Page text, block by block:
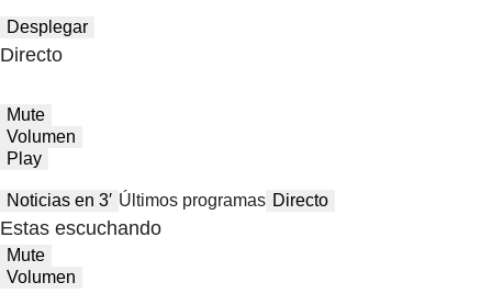
Desplegar
Directo
Mute
Volumen
Play
Noticias en 3′ Últimos programas Directo
Estas escuchando
Mute
Volumen